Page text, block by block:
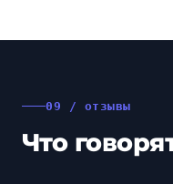
09 / отзывы
Что